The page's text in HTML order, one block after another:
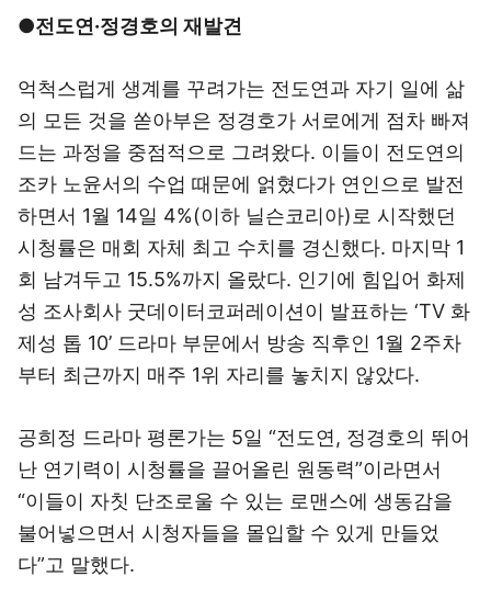
●전도연·정경호의 재발견
억척스럽게 생계를 꾸려가는 전도연과 자기 일에 삶
의 모든 것을 쏟아부은 정경호가 서로에게 점차 빠져
드는 과정을 중점적으로 그려왔다. 이들이 전도연의
조카 노윤서의 수업 때문에 얽혔다가 연인으로 발전
하면서 1월 14일 4%(이하 닐슨코리아)로 시작했던
시청률은 매회 자체 최고 수치를 경신했다. 마지막 1
회 남겨두고 15.5%까지 올랐다. 인기에 힘입어 화제
성 조사회사 굿데이터코퍼레이션이 발표하는 ‘TV 화
제성 톱 10’ 드라마 부문에서 방송 직후인 1월 2주차
부터 최근까지 매주 1위 자리를 놓치지 않았다.
공희정 드라마 평론가는 5일 “전도연, 정경호의 뛰어
난 연기력이 시청률을 끌어올린 원동력”이라면서
“이들이 자칫 단조로울 수 있는 로맨스에 생동감을
불어넣으면서 시청자들을 몰입할 수 있게 만들었
다”고 말했다.